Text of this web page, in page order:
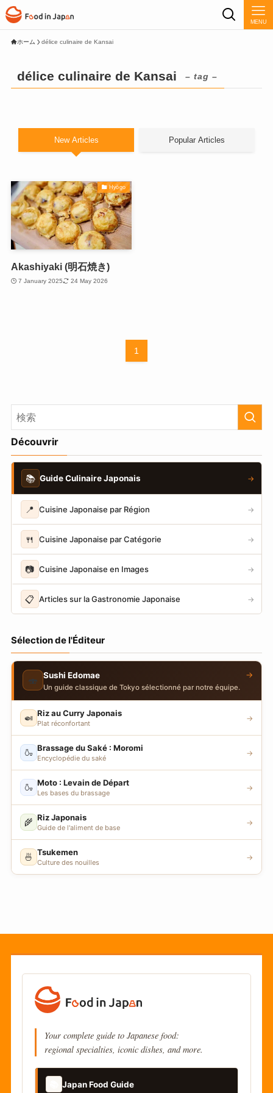
MENU
ホーム délice culinaire de Kansai
délice culinaire de Kansai – tag –
New Articles Popular Articles
Hyōgo
Akashiyaki (明石焼き)
7 January 2025 24 May 2026
1
Découvrir
📚 Guide Culinaire Japonais →
📍 Cuisine Japonaise par Région →
🍴 Cuisine Japonaise par Catégorie →
📷 Cuisine Japonaise en Images →
📋 Articles sur la Gastronomie Japonaise →
Sélection de l'Éditeur
🍣 Sushi Edomae
Un guide classique de Tokyo sélectionné par notre équipe.
→
🍛 Riz au Curry Japonais
Plat réconfortant
→
🍶 Brassage du Saké : Moromi
Encyclopédie du saké
→
🍶 Moto : Levain de Départ
Les bases du brassage
→
🌾 Riz Japonais
Guide de l'aliment de base
→
🍜 Tsukemen
Culture des nouilles
→
Your complete guide to Japanese food:
regional specialties, iconic dishes, and more.
Japan Food Guide